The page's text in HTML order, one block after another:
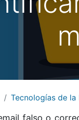
Tecnologías de
falso o